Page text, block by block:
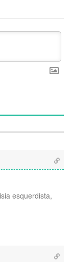
esquerdista,